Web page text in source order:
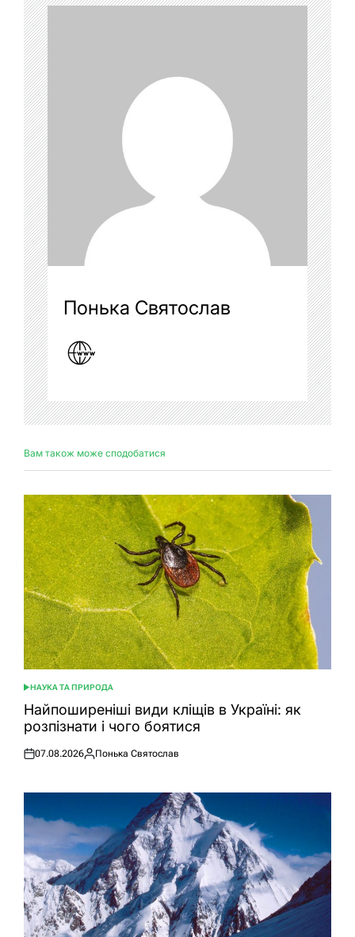
Понька Святослав
Вам також може сподобатися
ОПУБЛІКУВАТИ
У
НАУКА ТА ПРИРОДА
Найпоширеніші види кліщів в Україні: як
розпізнати і чого боятися
Оприлюднено
07.08.2026
Опубліковано
Понька Святослав